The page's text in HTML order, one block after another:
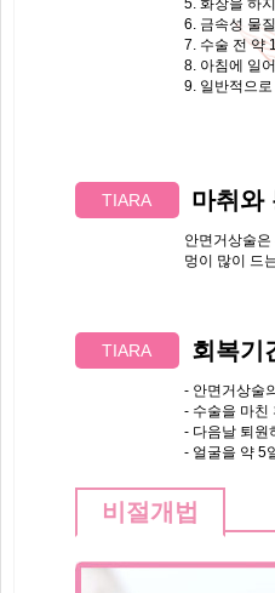
5. 화장을 하
6. 금속성 물
7. 수술 전 약
8. 아침에 일
9. 일반적으
TIARA 마취와
안면거상술
멍이 많이 드
TIARA 회복기
- 안면거상술
- 수술을 마친
- 다음날 퇴원
- 얼굴을 약 5
비절개법